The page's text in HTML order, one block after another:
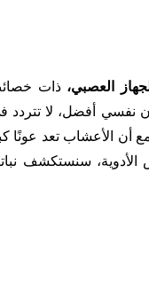
العصبي،ذات
نفسي أفضل، لا
مع أن الأعشاب تعد
سنستكشف